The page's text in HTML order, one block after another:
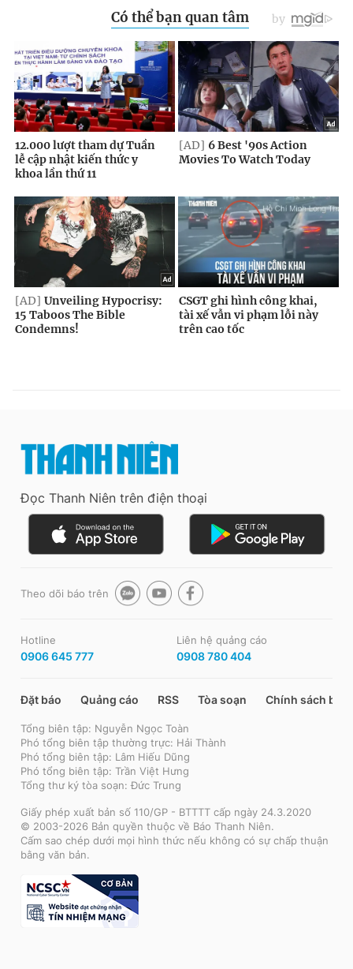
Đọc Thanh Niên trên điện thoại
Theo dõi báo trên
Hotline
0906 645 777
Liên hệ quảng cáo
0908 780 404
Đặt báo Quảng cáo RSS Tòa soạn Chính sách bảo
Tổng biên tập: Nguyễn Ngọc Toàn
Phó tổng biên tập thường trực: Hải Thành
Phó tổng biên tập: Lâm Hiếu Dũng
Phó tổng biên tập: Trần Việt Hưng
Tổng thư ký tòa soạn: Đức Trung
Giấy phép xuất bản số 110/GP - BTTTT cấp ngày 24.3.2020
© 2003-2026 Bản quyền thuộc về Báo Thanh Niên.
Cấm sao chép dưới mọi hình thức nếu không có sự chấp thuận
bằng văn bản.